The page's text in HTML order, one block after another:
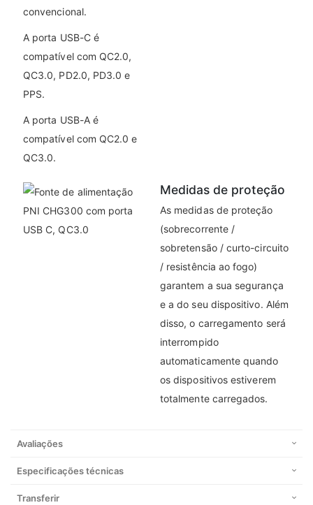
convencional.
A porta USB-C é
compatível com QC2.0,
QC3.0, PD2.0, PD3.0 e
PPS.
A porta USB-A é
compatível com QC2.0 e
QC3.0.
Medidas de proteção
As medidas de proteção
(sobrecorrente /
sobretensão / curto-circuito
/ resistência ao fogo)
garantem a sua segurança
e a do seu dispositivo. Além
disso, o carregamento será
interrompido
automaticamente quando
os dispositivos estiverem
totalmente carregados.
Avaliações
Especificações técnicas
Transferir